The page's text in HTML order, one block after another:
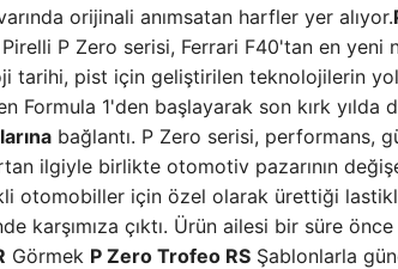
orijinali anımsatan harfler yer alıyor.
Pirelli P Zero serisi, Ferrari F40'tan en yeni
tarihi, pist için geliştirilen teknolojilerin
Formula 1'den başlayarak son kırk yılda
bağlantı. P Zero serisi, performans,
ilgiyle birlikte otomotiv pazarının
otomobiller için özel olarak ürettiği
karşımıza çıktı. Ürün ailesi bir süre
Görmek P Zero Trofeo RS Şablonlarla